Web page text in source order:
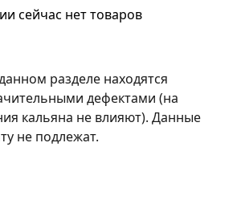
сейчас нет товаров
разделе находятся
дефектами (на
кальяна не влияют). Данные
не подлежат.